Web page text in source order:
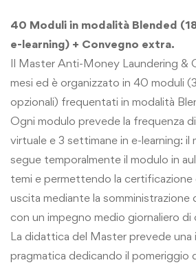
40 Moduli in modalità Blended
e-learning) + Convegno extra.
Il Master Anti-Money Laundering &
mesi ed è organizzato in 40 moduli
opzionali) frequentati in modalità
Ogni modulo prevede la frequenza di
virtuale e 3 settimane in e-learning: il
segue temporalmente il modulo in
temi e permettendo la certificazione
uscita mediante la
con un impegno medio giornaliero di
La didattica del Master prevede
pragmatica dedicando il pomeriggio